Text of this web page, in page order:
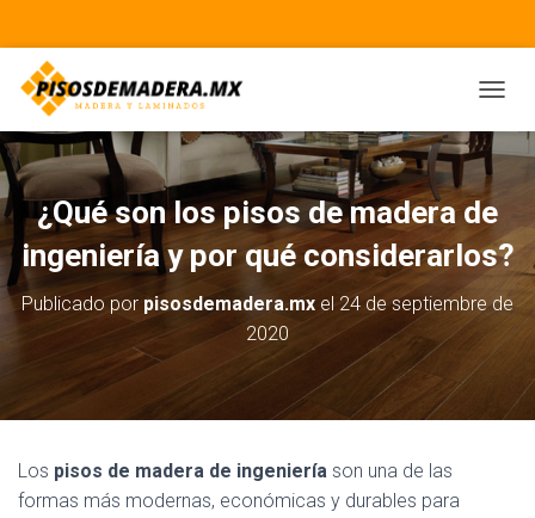
¿Qué son los pisos de madera de
ingeniería y por qué considerarlos?
Publicado por pisosdemadera.mx el 24 de septiembre de
2020
Los pisos de madera de ingeniería son una de las
formas más modernas, económicas y durables para